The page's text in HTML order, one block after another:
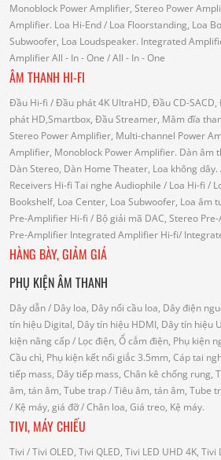
Monoblock Power Amplifier, Stereo Power
Amplifier. Loa Hi-End/ Loa Floorstanding, Loa
Subwoofer, Loa Loudspeaker. Integrated
AmplifierAll - In - One / All - In - One
ÂM THANH HI-FI
Đầu Hi-fi / Đầu phát 4K UltraHD, Đầu CD-
phát HD,Smartbox, Đầu Streamer, Mâm đĩa
Stereo Power Amplifier, Multi-channel Power
Amplifier, Monoblock Power Amplifier. Dàn âm
Dàn Stereo, Dàn Home Theater, Loa không dây.
Receivers Hi-fi Tai nghe Audiophile / Loa Hi-fi /
Bookshelf, Loa Center, Loa Subwoofer, Loa âm
Pre-Amplifier Hi-fi / Bộ giải mã DAC, Stereo
Pre-Amplifier Integrated Amplifier Hi-fi/
HÀNG BÀY, GIẢM GIÁ
PHỤ KIỆN ÂM THANH
Dây dẫn/ Dây loa, Dây nối cầu loa, Dây điện
tín hiệu Digital, Dây tín hiệu HDMI, Dây tín hiệu
kiện nâng cấp/ Lọc điện, Ổ cắm điện, Phụ kiện
Cầu chì, Phụ kiện kết nối giắc 3.5mm, Cáp tai
tiếp mass, Dây tiếp mass, Chân kê chống rung,
âm, tán âm, Tube trap/ Tiêu âm, tán âm, Tube
/ Kệ máy, giá đỡ/ Chân loa, Giá treo, Kệ máy.
TIVI, MÁY CHIẾU
Tivi / Tivi OLED, Tivi QLED, Tivi LED UHD 4K, Tivi